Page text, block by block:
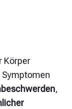
Körper
,